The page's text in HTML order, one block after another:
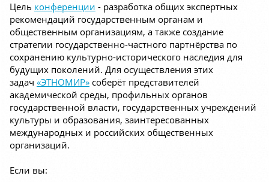
Цель конференции - разработка общих экспертных
рекомендаций государственным органам и
общественным организациям, а также создание
стратегии государственно-частного партнёрства по
сохранению культурно-исторического наследия для
будущих поколений. Для осуществления этих
задач «ЭТНОМИР» соберёт представителей
академической среды, профильных органов
государственной власти, государственных учреждений
культуры и образования, заинтересованных
международных и российских общественных
организаций.
Если вы: